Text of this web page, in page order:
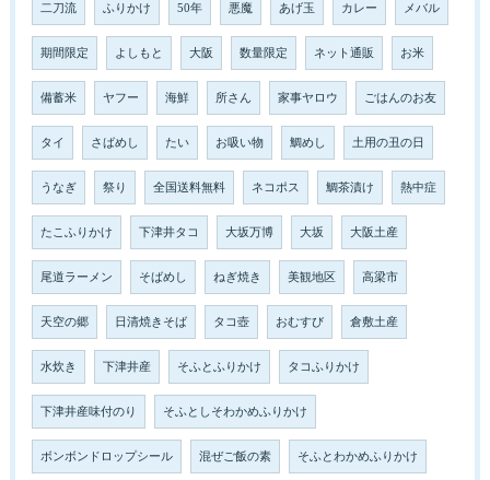
二刀流 ふりかけ 50年 悪魔 あげ玉 カレー メバル
期間限定 よしもと 大阪 数量限定 ネット通販 お米
備蓄米 ヤフー 海鮮 所さん 家事ヤロウ ごはんのお友
タイ さばめし たい お吸い物 鯛めし 土用の丑の日
うなぎ 祭り 全国送料無料 ネコポス 鯛茶漬け 熱中症
たこふりかけ 下津井タコ 大坂万博 大坂 大阪土産
尾道ラーメン そばめし ねぎ焼き 美観地区 高梁市
天空の郷 日清焼きそば タコ壺 おむすび 倉敷土産
水炊き 下津井産 そふとふりかけ タコふりかけ
下津井産味付のり そふとしそわかめふりかけ
ボンボンドロップシール 混ぜご飯の素 そふとわかめふりかけ